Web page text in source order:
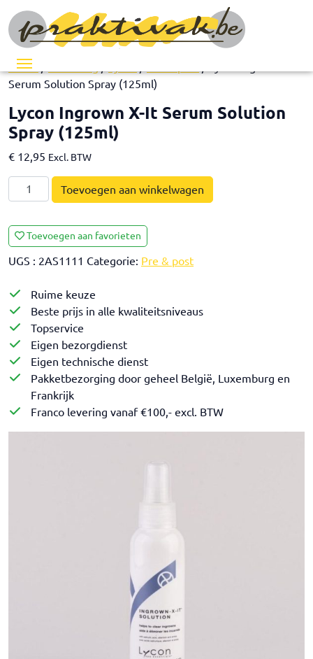
Menu
Home
Serum Solution Spray (125ml)
Lycon Ingrown X-It Serum Solution
Spray (125ml)
€ 12,95 Excl. BTW
Lycon
Ingrown
Serum
Solution
(125ml)
aantal
Toevoegen aan winkelwagen
Toevoegen aan favorieten
UGS : 2AS1111 Categorie: Pre & post
Ruime keuze
Beste prijs in alle kwaliteitsniveaus
Topservice
Eigen bezorgdienst
Eigen technische dienst
Pakketbezorging door geheel België, Luxemburg en
Frankrijk
Franco levering vanaf €100,- excl. BTW